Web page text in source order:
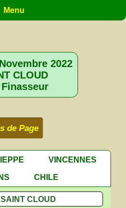
Menu
2022
CLOUD
de Page
VINCENNES
CHILE
CLOUD